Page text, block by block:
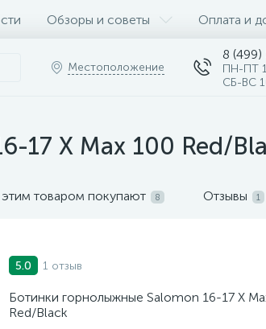
Обзоры и советы Оплата и
Местоположение
8 (499)
ПН-ПТ
СБ-ВС
17 X Max 100 Red/
товаром покупают 8 Отзывы 1
5.0 1 отзыв
Ботинки горнолыжные Salomon 16-17 X
Red/Black